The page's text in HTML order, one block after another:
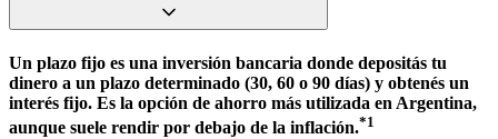
Un plazo fijo es una inversión bancaria donde depositás tu
dinero a un plazo determinado (30, 60 o 90 días) y obtenés un
interés fijo. Es la opción de ahorro más utilizada en Argentina,
aunque suele rendir por debajo de la inflación.*1